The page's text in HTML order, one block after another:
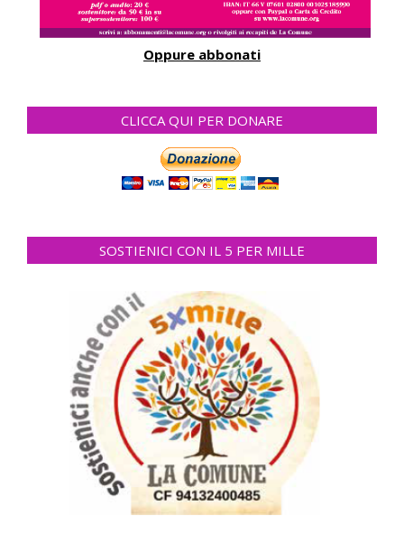
Oppure abbonati
CLICCA QUI PER DONARE
SOSTIENICI CON IL 5 PER MILLE